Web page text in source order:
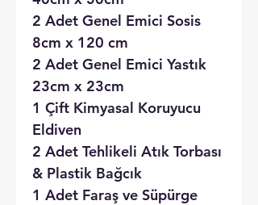
2 Adet Genel Emici Sosis
8cm x 120 cm
2 Adet Genel Emici Yastık
23cm x 23cm
1 Çift Kimyasal Koruyucu
Eldiven
2 Adet Tehlikeli Atık Torbası
& Plastik Bağcık
1 Adet Faraş ve Süpürge